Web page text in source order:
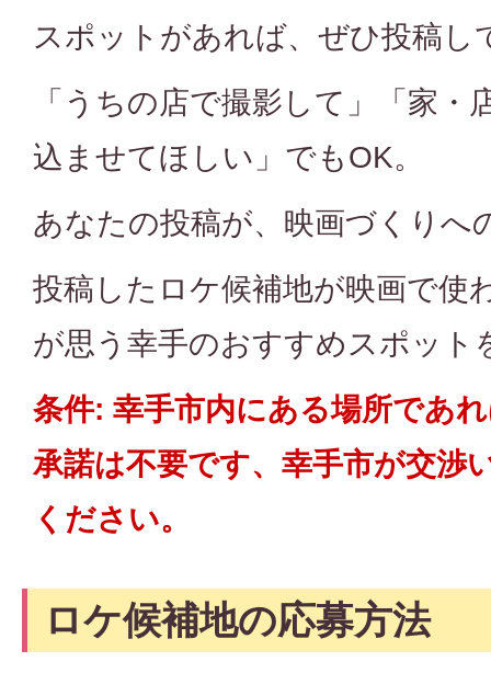
スポットがあれば、ぜひ投稿し
「うちの店で撮影して」「家・
込ませてほしい」でもOK。
あなたの投稿が、映画づくりへ
投稿したロケ候補地が映画で使
が思う幸手のおすすめスポット
条件: 幸手市内にある場所であ
承諾は不要です、幸手市が交渉
ください。
ロケ候補地の応募方法